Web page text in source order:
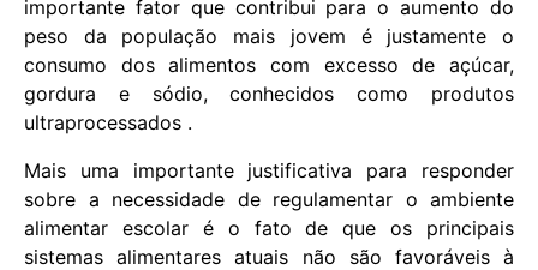
importante fator que contribui para o aumento do
peso da população mais jovem é justamente o
consumo dos alimentos com excesso de açúcar,
gordura e sódio, conhecidos como produtos
ultraprocessados .
Mais uma importante justificativa para responder
sobre a necessidade de regulamentar o ambiente
alimentar escolar é o fato de que os principais
sistemas alimentares atuais não são favoráveis à